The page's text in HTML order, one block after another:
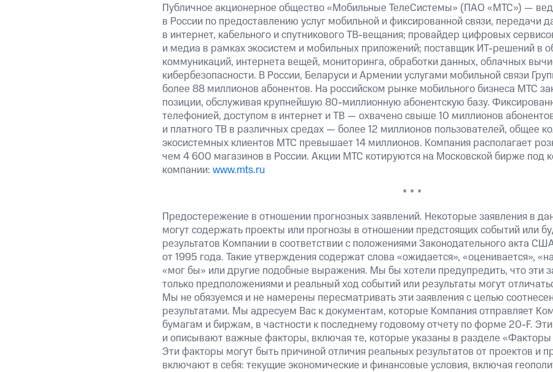
Публичное акционерное общество «Мобильные ТелеСистемы» (ПАО «МТС») —
в России по предоставлению услуг мобильной и фиксированной связи, передачи
в интернет, кабельного и спутникового ТВ-вещания; провайдер цифровых
и медиа в рамках экосистем и мобильных приложений; поставщик ИТ-решений в
коммуникаций, интернета вещей, мониторинга, обработки данных, облачных
кибербезопасности. В России, Беларуси и Армении услугами мобильной связи
более 88 миллионов абонентов. На российском рынке мобильного бизнеса МТС
позиции, обслуживая крупнейшую 80-миллионную абонентскую базу.
телефонией, доступом в интернет и ТВ — охвачено свыше 10 миллионов
и платного ТВ в различных средах — более 12 миллионов пользователей, общее
экосистемных клиентов МТС превышает 14 миллионов. Компания располагает
чем 4 600 магазинов в России. Акции МТС котируются на Московской бирже под
компании: www.mts.ru
* * *
Предостережение в отношении прогнозных заявлений. Некоторые заявления в
могут содержать проекты или прогнозы в отношении предстоящих событий или
результатов Компании в соответствии с положениями Законодательного акта
от 1995 года. Такие утверждения содержат слова «ожидается», «оценивается»,
«мог бы» или другие подобные выражения. Мы бы хотели предупредить, что эти
только предположениями и реальный ход событий или результаты могут
Мы не обязуемся и не намерены пересматривать эти заявления с целью
результатами. Мы адресуем Вас к документам, которые Компания отправляет
бумагам и биржам, в частности к последнему годовому отчету по форме 20-F.
и описывают важные факторы, включая те, которые указаны в разделе
Эти факторы могут быть причиной отличия реальных результатов от проектов и
включают в себя: текущие экономические и финансовые условия, включая